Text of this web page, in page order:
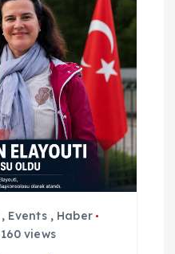
, Events, Haber
160 views